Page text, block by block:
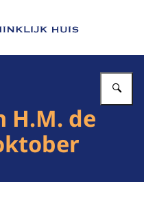
van Het Koninklijk Huis
H.M. de